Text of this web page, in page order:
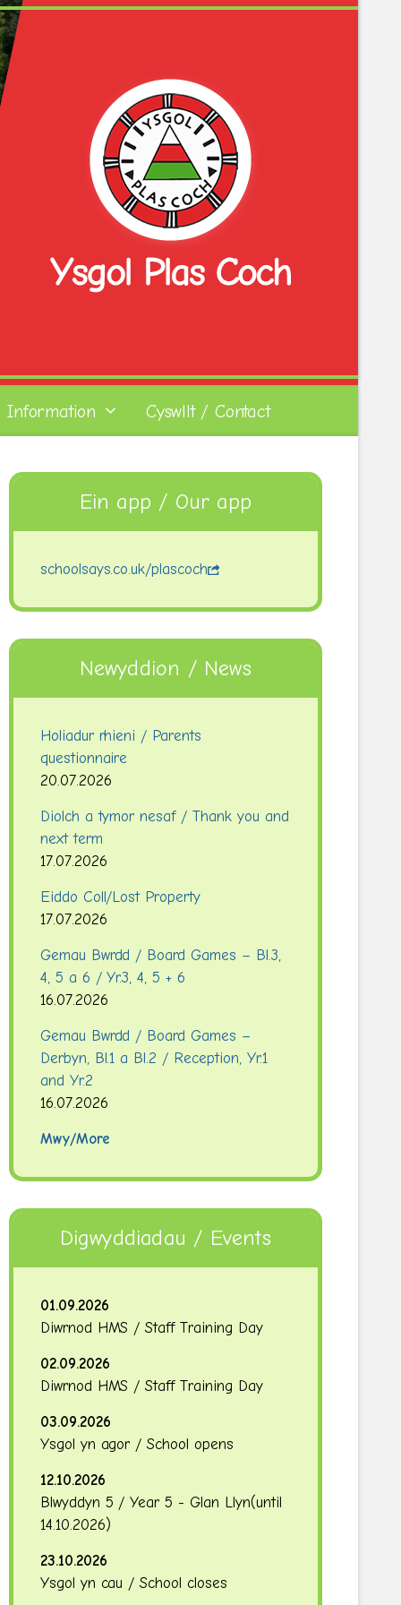
Information Cyswllt / Contact
Ein app / Our app
schoolsays.co.uk/plascoch
Newyddion / News
Holiadur rhieni / Parents
questionnaire
20.07.2026
Diolch a tymor nesaf / Thank you and
next term
17.07.2026
Eiddo Coll/Lost Property
17.07.2026
Gemau Bwrdd / Board Games – Bl.3,
4, 5 a 6 / Yr.3, 4, 5 + 6
16.07.2026
Gemau Bwrdd / Board Games –
Derbyn, Bl.1 a Bl.2 / Reception, Yr.1
and Yr.2
16.07.2026
Mwy/More
Digwyddiadau / Events
01.09.2026
Diwrnod HMS / Staff Training Day
02.09.2026
Diwrnod HMS / Staff Training Day
03.09.2026
Ysgol yn agor / School opens
12.10.2026
Blwyddyn 5 / Year 5 - Glan Llyn(until
14.10.2026)
23.10.2026
Ysgol yn cau / School closes